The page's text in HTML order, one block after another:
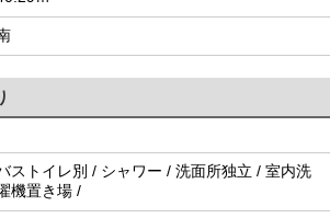
ストイレ別 / シャワー / 洗面所独立 / 室内洗
機置き場 /